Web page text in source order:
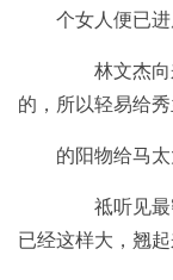
个女人便已进
林文杰向来
的，所以轻易给
的阳物给马太
祗听见最
已经这样大，翘